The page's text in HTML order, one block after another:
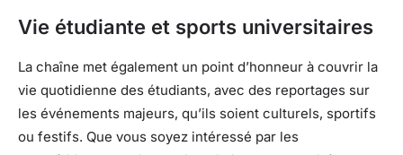
Vie étudiante et sports universitaires
La chaîne met également un point d’honneur à couvrir la
vie quotidienne des étudiants, avec des reportages sur
les événements majeurs, qu’ils soient culturels, sportifs
ou festifs. Que vous soyez intéressé par les